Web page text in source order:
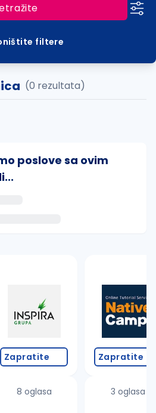
filtere
(0 rezultata)
poslove sa ovim
greške (koristite č, ć, š, đ,
filtere pretrage
Zapratite
8 oglasa
Zapratite
3 oglasa